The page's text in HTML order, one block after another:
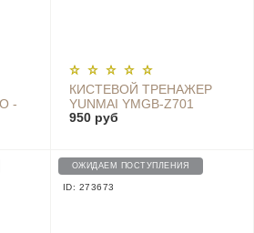
-
КИСТЕВОЙ ТРЕНАЖЕР
YUNMAI YMGB-Z701
BLACK
950 руб
ОЖИДАЕМ ПОСТУПЛЕНИЯ
ID: 273673